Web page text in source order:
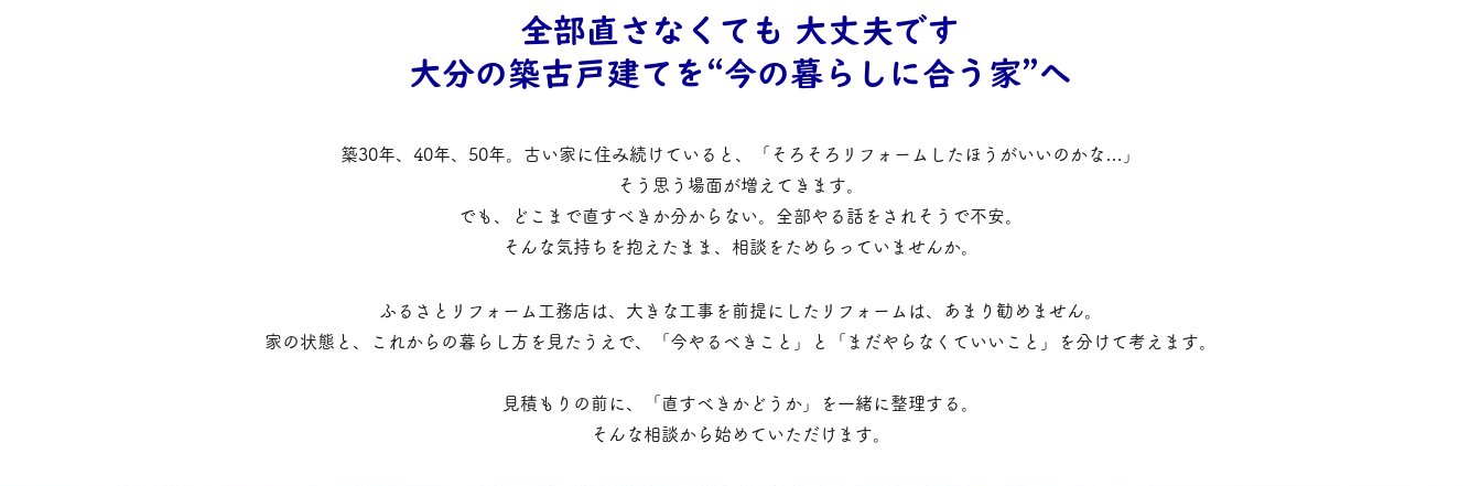
全部直さなくても 大丈夫です
大分の築古戸建てを“今の暮らしに合う家”へ
築30年、40年、50年。古い家に住み続けていると、「そろそろリフォームしたほうがいいのかな…」
そう思う場面が増えてきます。
でも、どこまで直すべきか分からない。全部やる話をされそうで不安。
そんな気持ちを抱えたまま、相談をためらっていませんか。
ふるさとリフォーム工務店は、大きな工事を前提にしたリフォームは、あまり勧めません。
家の状態と、これからの暮らし方を見たうえで、「今やるべきこと」と「まだやらなくていいこと」を分けて考えます。
見積もりの前に、「直すべきかどうか」を一緒に整理する。
そんな相談から始めていただけます。